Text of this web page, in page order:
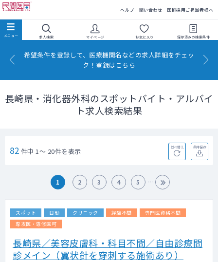
ヘルプ 問い合わせ 医師採用ご担当者様へ
求人検索 マイページ お気に入り 保存済みの検索条件
希望条件を登録して、医療機関名などの求人詳細をチェッ
ク！登録はこちら
長崎県・消化器外科のスポットバイト・アルバイ
ト求人検索結果
82 件中 1～ 20件を表示 並べ替え 条件保存
1 2 3 4 5
スポット 日勤 クリニック 経験不問
専門医資格不問
専攻医・専修医可
長崎県／美容皮膚科・科目不問／自由診療問
診メイン（翼状針を穿刺する施術あり）